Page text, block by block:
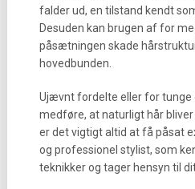
falder ud, en tilstand kendt
Desuden kan brugen af for
påsætningen skade
hovedbunden.
Ujævnt fordelte eller for tunge
medføre, at naturligt hår
er det vigtigt altid at få påsat
og professionel stylist, som
teknikker og tager hensyn til